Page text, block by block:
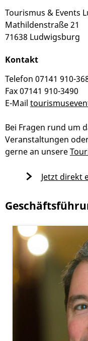
Tourismus & Events
Mathildenstraße 21
71638 Ludwigsburg
Kontakt
Telefon 07141 910-
Fax 07141 910-3490
E-Mail
Bei Fragen rund um
Veranstaltungen
gerne an unsere
Jetzt direkt